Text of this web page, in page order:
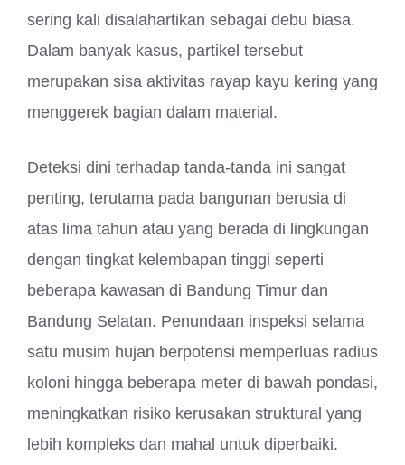
sering kali disalahartikan sebagai debu biasa.
Dalam banyak kasus, partikel tersebut
merupakan sisa aktivitas rayap kayu kering yang
menggerek bagian dalam material.
Deteksi dini terhadap tanda-tanda ini sangat
penting, terutama pada bangunan berusia di
atas lima tahun atau yang berada di lingkungan
dengan tingkat kelembapan tinggi seperti
beberapa kawasan di Bandung Timur dan
Bandung Selatan. Penundaan inspeksi selama
satu musim hujan berpotensi memperluas radius
koloni hingga beberapa meter di bawah pondasi,
meningkatkan risiko kerusakan struktural yang
lebih kompleks dan mahal untuk diperbaiki.